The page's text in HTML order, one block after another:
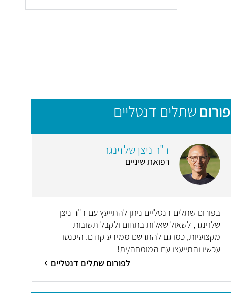
פורום שתלים דנטליים
ד"ר ניצן שלזינגר
רפואת שיניים
בפורום שתלים דנטליים ניתן להתייעץ עם ד"ר ניצן
שלזינגר, לשאול שאלות בתחום ולקבל תשובות
מקצועיות, כמו גם להתרשם ממידע קודם. היכנסו
עכשיו והתייעצו עם המומחה/ית!
לפורום שתלים דנטליים